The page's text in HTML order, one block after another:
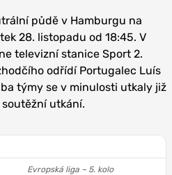
půdě v Hamburgu na
28. listopadu od 18:45. V
televizní stanice Sport 2.
odřídí Portugalec Luís
týmy se v minulosti utkaly již
utkání.
Evropská liga – 5. kolo